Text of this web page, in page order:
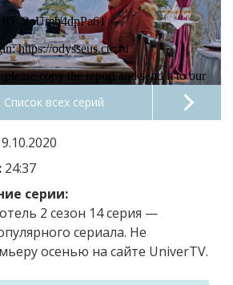
Список всех серий
24:37
серии:
2 сезон 14 серия —
сериала. Не
осенью на сайте UniverTV.